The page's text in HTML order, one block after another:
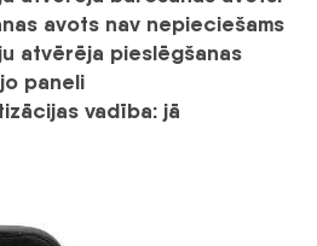
avots nav nepieciešams
atvērēja pieslēgšanas
paneli
vadība: jā